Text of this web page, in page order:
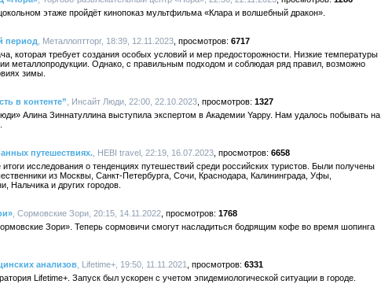
этаже пройдёт кинопоказ мультфильма «Клара и волшебный дракон».
период , Металлоптторг, 18:39, 12.11.2023
6717
которая требует создания особых условий и мер предосторожности. Низкие температуры
металлопродукции. Однако, с правильным подходом и соблюдая ряд правил, возможно
зимы.
в контенте” , Инсайт Люди, 22:00, 22.10.2023
1327
Алина Зиннатуллина выступила экспертом в Академии Yappy. Нам удалось побывать на
путешествиях. , HEBI travel, 22:19, 16.07.2023
6658
исследования о тенденциях путешествий среди российских туристов. Были получены
из Москвы, Санкт-Петербурга, Сочи, Краснодара, Калининграда, Уфы,
Нальчика и других городов.
, Сормовские Зори, 20:15, 14.11.2022
1768
Зори». Теперь сормовичи смогут насладиться бодрящим кофе во время шопинга
анализов , Lifetime+, 19:50, 11.11.2021
6331
Lifetime+. Запуск был ускорен с учетом эпидемиологической ситуации в городе.